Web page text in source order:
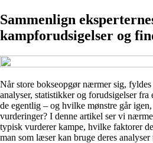
Sammenlign
kampforudsigelser og
Når store bokseopgør nærmer sig,
analyser, statistikker og forudsigelser
de egentlig – og hvilke mønstre går
vurderinger? I denne artikel ser vi
typisk vurderer kampe, hvilke faktorer
man som læser kan bruge deres